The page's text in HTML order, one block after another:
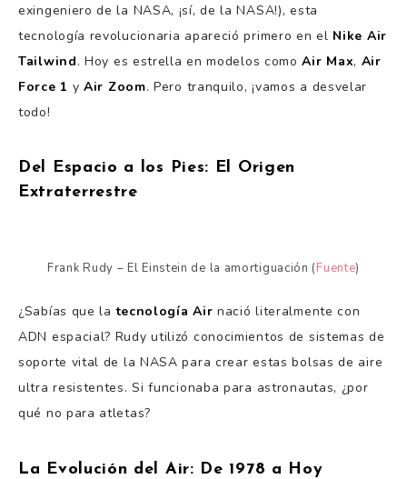
exingeniero de la NASA, ¡sí, de la NASA!), esta
tecnología revolucionaria apareció primero en el Nike Air
Tailwind. Hoy es estrella en modelos comoAir Max, Air
Force 1 yAir Zoom. Pero tranquilo, ¡vamos a desvelar
todo!
Del Espacio a los Pies: El Origen
Extraterrestre
Frank Rudy – El Einstein de la amortiguación (Fuente)
¿Sabías que latecnología Air nació literalmente con
ADN espacial? Rudy utilizó conocimientos de sistemas de
soporte vital de la NASA para crear estas bolsas de aire
ultra resistentes. Si funcionaba para astronautas, ¿por
qué no para atletas?
La Evolución del Air: De 1978 a Hoy